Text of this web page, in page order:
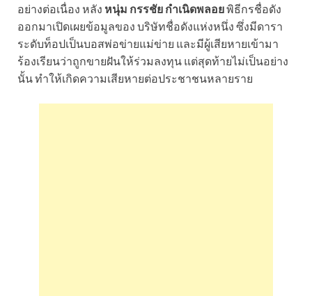
อย่างต่อเนื่อง หลัง หนุ่ม กรรชัย กำเนิดพลอยพิธีกรชื่อดัง
ออกมาเปิดเผยข้อมูลของ บริษัทชื่อดังแห่งหนึ่ง ซึ่งมีดารา
ระดับท็อปเป็นบอสพ่อข่ายแม่ข่าย และมีผู้เสียหายเข้ามา
ร้องเรียนว่าถูกขายฝันให้ร่วมลงทุน แต่สุดท้ายไม่เป็นอย่าง
นั้น ทำให้เกิดความเสียหายต่อประชาชนหลายราย